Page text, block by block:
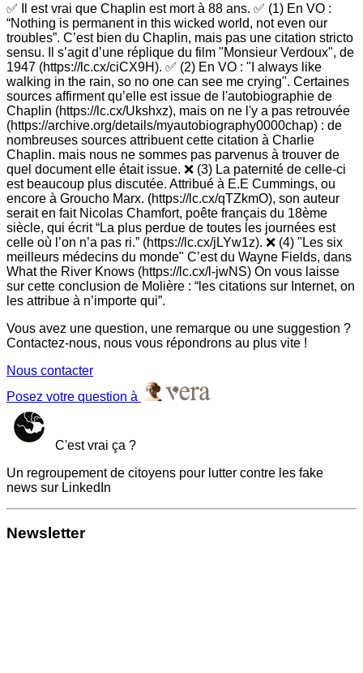
✅ Il est vrai que Chaplin est mort à 88 ans. ✅ (1) En VO :
“Nothing is permanent in this wicked world, not even our
troubles”. C’est bien du Chaplin, mais pas une citation stricto
sensu. Il s’agit d’une réplique du film "Monsieur Verdoux", de
1947 (https://lc.cx/ciCX9H). ✅ (2) En VO : "I always like
walking in the rain, so no one can see me crying". Certaines
sources affirment qu’elle est issue de l'autobiographie de
Chaplin (https://lc.cx/Ukshxz), mais on ne l'y a pas retrouvée
(https://archive.org/details/myautobiography0000chap) : de
nombreuses sources attribuent cette citation à Charlie
Chaplin. mais nous ne sommes pas parvenus à trouver de
quel document elle était issue. ❌ (3) La paternité de celle-ci
est beaucoup plus discutée. Attribué à E.E Cummings, ou
encore à Groucho Marx. (https://lc.cx/qTZkmO), son auteur
serait en fait Nicolas Chamfort, poête français du 18ème
siècle, qui écrit “La plus perdue de toutes les journées est
celle où l’on n’a pas ri.” (https://lc.cx/jLYw1z). ❌ (4) "Les six
meilleurs médecins du monde" C’est du Wayne Fields, dans
What the River Knows (https://lc.cx/l-jwNS) On vous laisse
sur cette conclusion de Molière : “les citations sur Internet, on
les attribue à n’importe qui”.
Vous avez une question, une remarque ou une suggestion ?
Contactez-nous, nous vous répondrons au plus vite !
Nous contacter
Posez votre question à
C'est vrai ça ?
Un regroupement de citoyens pour lutter contre les fake
news sur LinkedIn
Newsletter